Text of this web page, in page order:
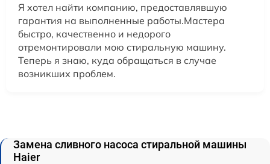
Я хотел найти компанию, предоставлявшую
гарантия на выполненные работы.Мастера
быстро, качественно и недорого
отремонтировали мою стиральную машину.
Теперь я знаю, куда обращаться в случае
возникших проблем.
Замена сливного насоса стиральной машины
Haier